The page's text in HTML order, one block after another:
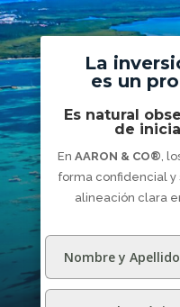
La
es un
Es natural
de
EnAARON & CO® ,
forma confidencial y
alineación clara